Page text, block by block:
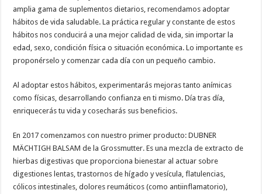
amplia gama de suplementos dietarios, recomendamos adoptar
hábitos de vida saludable. La práctica regular y constante de estos
hábitos nos conducirá a una mejor calidad de vida, sin importar la
edad, sexo, condición física o situación económica. Lo importante es
proponérselo y comenzar cada día con un pequeño cambio.
Al adoptar estos hábitos, experimentarás mejoras tanto anímicas
como físicas, desarrollando confianza en ti mismo. Día tras día,
enriquecerás tu vida y cosecharás sus beneficios.
En 2017 comenzamos con nuestro primer producto: DUBNER
MÄCHTIGH BALSAM de la Grossmutter. Es una mezcla de extracto de
hierbas digestivas que proporciona bienestar al actuar sobre
digestiones lentas, trastornos de hígado y vesícula, flatulencias,
cólicos intestinales, dolores reumáticos (como antiinflamatorio),